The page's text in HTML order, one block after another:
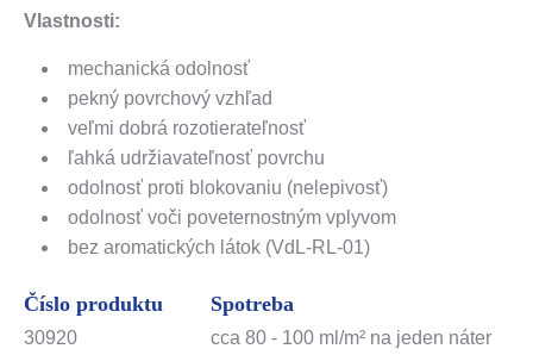
Vlastnosti:
mechanická odolnosť
pekný povrchový vzhľad
veľmi dobrá rozotierateľnosť
ľahká udržiavateľnosť povrchu
odolnosť proti blokovaniu (nelepivosť)
odolnosť voči poveternostným vplyvom
bez aromatických látok (VdL-RL-01)
Číslo produktu
30920
Spotreba
cca 80 - 100 ml/m² na jeden náter